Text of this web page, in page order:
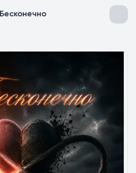
Бесконечно